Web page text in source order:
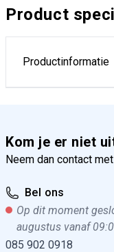
Product
Productinformatie
Kom je er niet
Neem dan contact
Bel ons
Op dit moment
augustus vanaf
085 902 0918